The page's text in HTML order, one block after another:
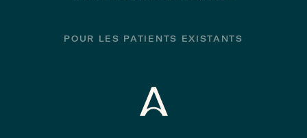
POUR LES PATIENTS EXISTANTS